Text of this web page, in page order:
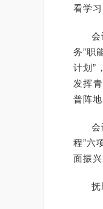
看学
务”职
计划”
发挥
普阵
程”六
面振